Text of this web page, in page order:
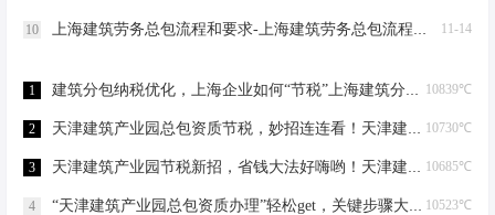
11-14
10 上海建筑劳务总包流程和要求-上海建筑劳务总包流程和要求
10839℃
1 建筑分包纳税优化，上海企业如何“节税”上海建筑分包纳税优化
10730℃
2 天津建筑产业园总包资质节税，妙招连连看！天津建筑产业园总包资质节税优化
10685℃
3 天津建筑产业园节税新招，省钱大法好嗨哟！天津建筑产业园总包资质节税优化
10523℃
4 “天津建筑产业园总包资质办理”轻松get，关键步骤大揭秘！天津建筑产业园总包资质办理